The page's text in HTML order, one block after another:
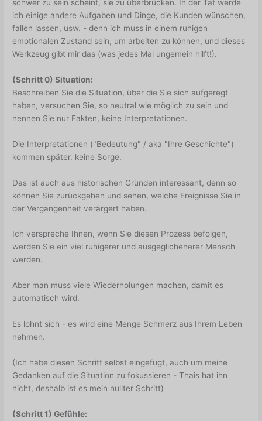
schwer zu sein scheint, sie zu überbrücken. In der Tat werde
ich einige andere Aufgaben und Dinge, die Kunden wünschen,
fallen lassen, usw. - denn ich muss in einem ruhigen
emotionalen Zustand sein, um arbeiten zu können, und dieses
Werkzeug gibt mir das (was jedes Mal ungemein hilft!).
(Schritt 0) Situation:
Beschreiben Sie die Situation, über die Sie sich aufgeregt
haben, versuchen Sie, so neutral wie möglich zu sein und
nennen Sie nur Fakten, keine Interpretationen.
Die Interpretationen ("Bedeutung" / aka "Ihre Geschichte")
kommen später, keine Sorge.
Das ist auch aus historischen Gründen interessant, denn so
können Sie zurückgehen und sehen, welche Ereignisse Sie in
der Vergangenheit verärgert haben.
Ich verspreche Ihnen, wenn Sie diesen Prozess befolgen,
werden Sie ein viel ruhigerer und ausgeglichenerer Mensch
werden.
Aber man muss viele Wiederholungen machen, damit es
automatisch wird.
Es lohnt sich - es wird eine Menge Schmerz aus Ihrem Leben
nehmen.
(Ich habe diesen Schritt selbst eingefügt, auch um meine
Gedanken auf die Situation zu fokussieren - Thais hat ihn
nicht, deshalb ist es mein nullter Schritt)
(Schritt 1) Gefühle: